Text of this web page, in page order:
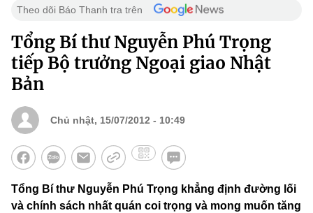
Theo dõi Báo Thanh tra trên
Tổng Bí thư Nguyễn Phú Trọng
tiếp Bộ trưởng Ngoại giao Nhật
Bản
Chủ nhật, 15/07/2012 - 10:49
Tổng Bí thư Nguyễn Phú Trọng khẳng định đường lối
và chính sách nhất quán coi trọng và mong muốn tăng